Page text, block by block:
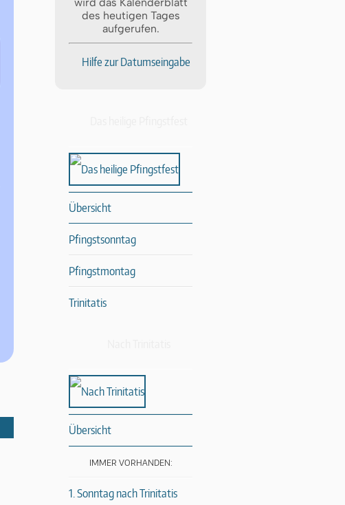
des heutigen Tages
aufgerufen.
Hilfe zur Datumseingabe
Übersicht
Pfingstsonntag
Pfingstmontag
Trinitatis
Übersicht
IMMER VORHANDEN:
1. Sonntag nach Trinitatis